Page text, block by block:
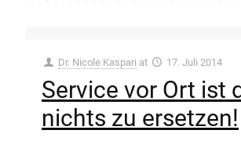
Dr. Nicole Kaspari at 17. Juli 2014
Service vor Ort ist
nichts zu ersetzen!